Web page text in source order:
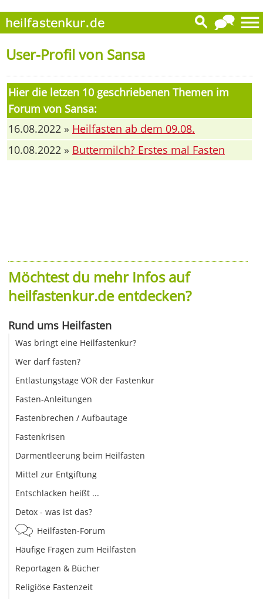
User-Profil von Sansa
Hier die letzen 10 geschriebenen Themen im
Forum von Sansa:
16.08.2022 » Heilfasten ab dem 09.08.
10.08.2022 » Buttermilch? Erstes mal Fasten
Möchtest du mehr Infos auf
heilfastenkur.de entdecken?
Rund ums Heilfasten
Was bringt eine Heilfastenkur?
Wer darf fasten?
Entlastungstage VOR der Fastenkur
Fasten-Anleitungen
Fastenbrechen / Aufbautage
Fastenkrisen
Darmentleerung beim Heilfasten
Mittel zur Entgiftung
Entschlacken heißt ...
Detox - was ist das?
Heilfasten-Forum
Häufige Fragen zum Heilfasten
Reportagen & Bücher
Religiöse Fastenzeit